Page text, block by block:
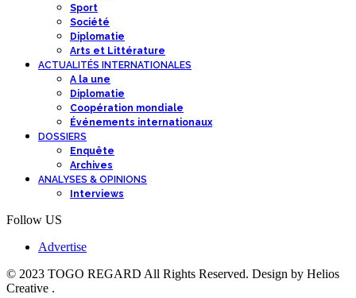
Sport
Société
Diplomatie
Arts et Littérature
ACTUALITÉS INTERNATIONALES
A la une
Diplomatie
Coopération mondiale
Événements internationaux
DOSSIERS
Enquête
Archives
ANALYSES & OPINIONS
Interviews
Follow US
Advertise
© 2023 TOGO REGARD All Rights Reserved. Design by Helios
Creative .